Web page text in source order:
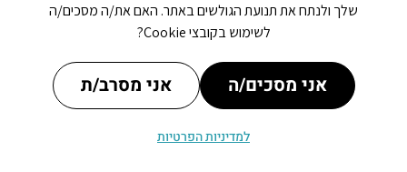
שלך ולנתח את תנועת הגולשים באתר. האם את/ה מסכים/ה
לשימוש בקובצי Cookie?
אני מסכים/ה אני מסרב/ת
למדיניות הפרטיות